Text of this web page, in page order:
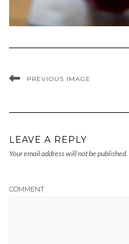
PREVIOUS IMAGE
LEAVE A REPLY
Your email address will not be published.
COMMENT